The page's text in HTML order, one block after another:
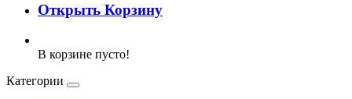
Открыть Корзину
В корзине пусто!
Категории